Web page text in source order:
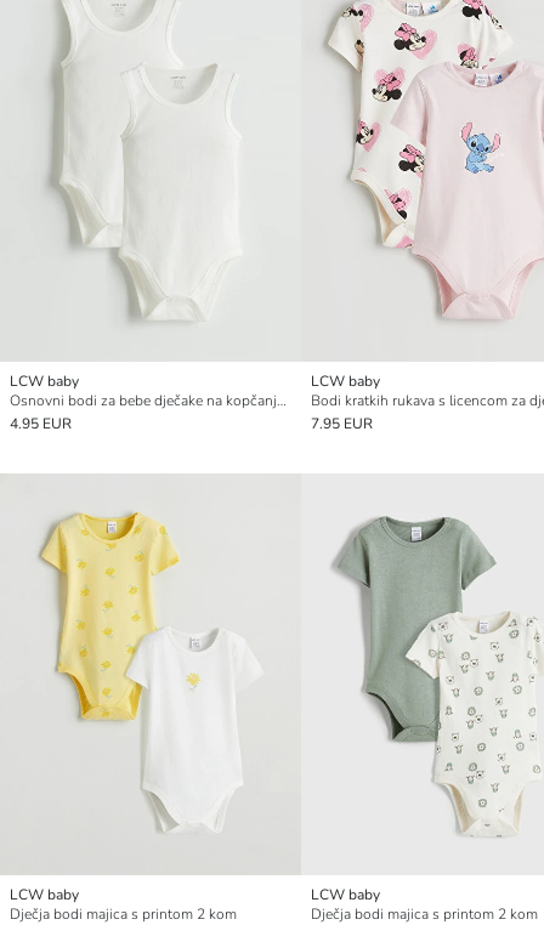
LCW baby
Osnovni bodi za bebe dječake na kopčanje, pakiranje od 2 komada
4.95 EUR
LCW baby
7.95 EUR
LCW baby
Dječja bodi majica s printom 2 kom
LCW baby
Dječja bodi majica s printom 2 kom